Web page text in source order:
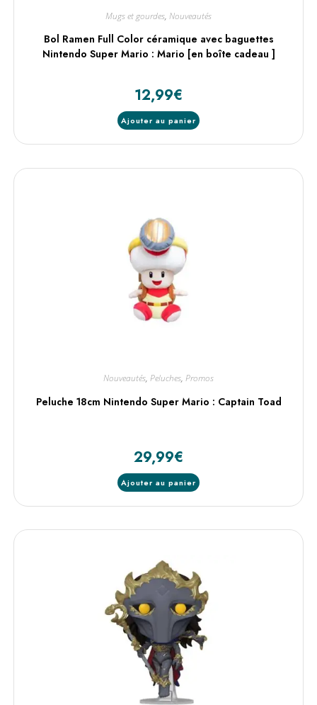
Mugs et gourdes, Nouveautés
Bol Ramen Full Color céramique avec baguettes
Nintendo Super Mario : Mario [en boîte cadeau ]
12,99€
Ajouter au panier
Nouveautés, Peluches, Promos
Peluche 18cm Nintendo Super Mario : Captain Toad
29,99€
Ajouter au panier